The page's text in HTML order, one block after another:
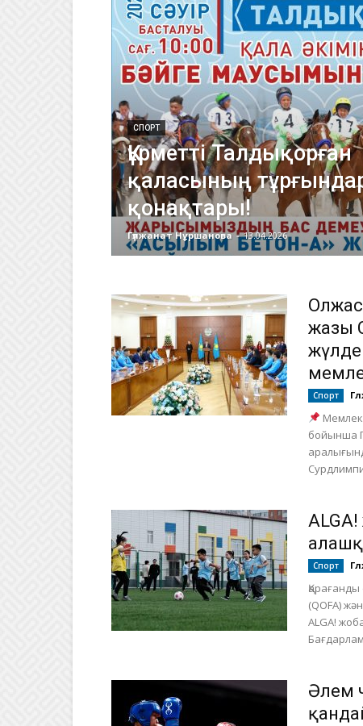
СПОРТ
Құрметті Талдықорған
қаласының
қонақтары!
Гүлжанат Нұршанова - 13.04.2026
Спорт
бойынша
Спорт
(QOFA)
ALGA!
Әлем